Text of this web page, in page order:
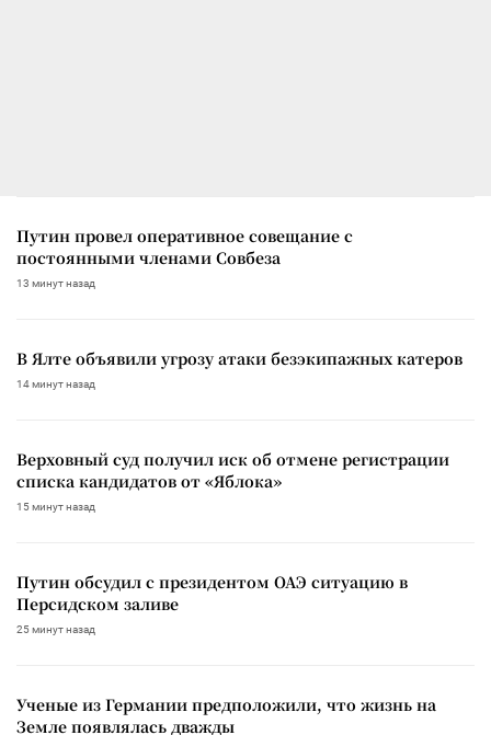
Путин провел оперативное совещание с
постоянными членами Совбеза
13 минут назад
В Ялте объявили угрозу атаки безэкипажных катеров
14 минут назад
Верховный суд получил иск об отмене регистрации
списка кандидатов от «Яблока»
15 минут назад
Путин обсудил с президентом ОАЭ ситуацию в
Персидском заливе
25 минут назад
Ученые из Германии предположили, что жизнь на
Земле появлялась дважды